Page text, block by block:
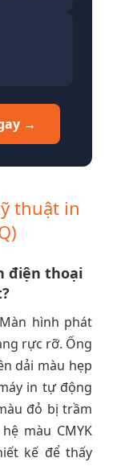
→
thuật in
điện thoại
hình phát
rực rỡ. Ống
dải màu hẹp
in tự động
đỏ bị trầm
màu CMYK
kế để thấy